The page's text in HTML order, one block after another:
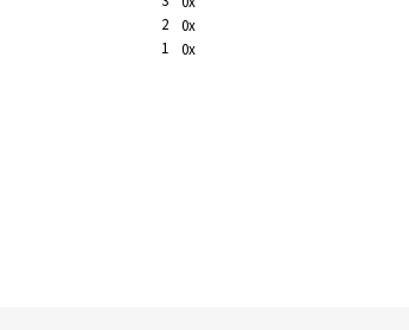
2
0x
1
0x